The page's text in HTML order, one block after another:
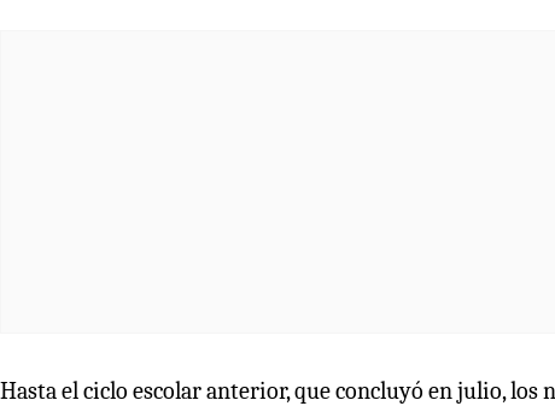
Hasta el ciclo escolar anterior, que concluyó en julio,